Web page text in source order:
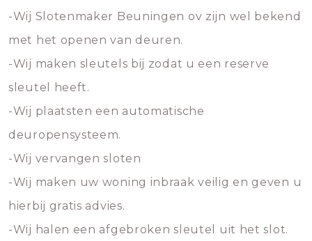
-Wij Slotenmaker Beuningen ov zijn wel bekend
met het openen van deuren.
-Wij maken sleutels bij zodat u een reserve
sleutel heeft.
-Wij plaatsten een automatische
deuropensysteem.
-Wij vervangen sloten
-Wij maken uw woning inbraak veilig en geven u
hierbij gratis advies.
-Wij halen een afgebroken sleutel uit het slot.